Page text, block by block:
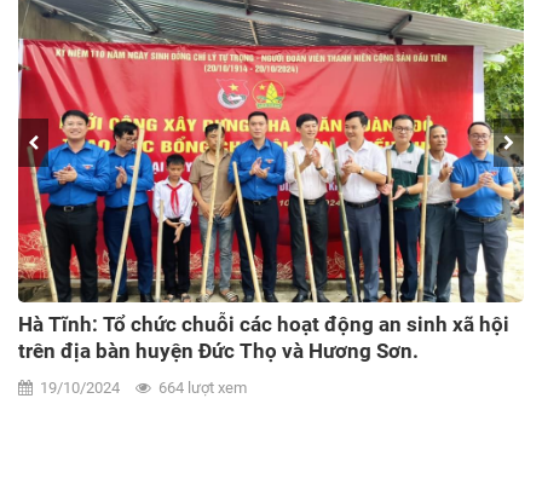
Tuyên Quang: 200 trại sinh tham gia Trại hè thiếu nhi
tỉnh Tuyên Quang - Bình Thuận lần thứ II, năm 2024
30/08/2024 1.025 lượt xem